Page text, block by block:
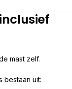
mast zelf.
bestaan uit: